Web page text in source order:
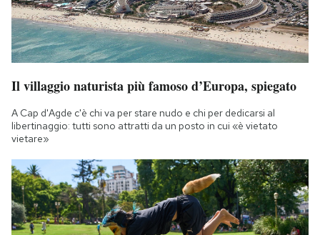
Il villaggio naturista più famoso d’Europa, spiegato
A Cap d'Agde c'è chi va per stare nudo e chi per dedicarsi al
libertinaggio: tutti sono attratti da un posto in cui «è vietato
vietare»